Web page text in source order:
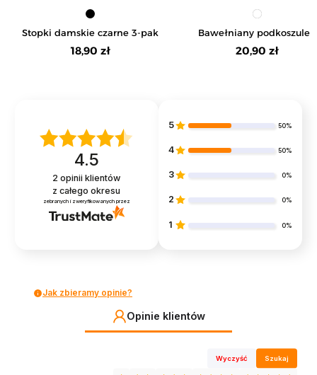
Stopki damskie czarne 3-pak
18,90 zł
Bawełniany podkoszulek
dziewczęcy na
20,90 zł
4.5
2 opinii klientów
z całego okresu
zebranych i zweryfikowanych przez
5 50%
4 50%
3 0%
2 0%
1 0%
Jak zbieramy opinie?
Opinie klientów
Wyczyść Szukaj